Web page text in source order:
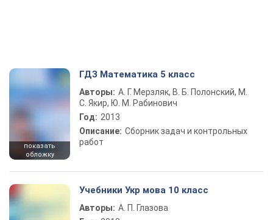
показать
обложку
ГДЗ Математика 5 класс
Авторы: А. Г. Мерзляк, В. Б. Полонский, М.
С. Якир, Ю. М. Рабинович
Год: 2013
Описание: Сборник задач и контрольных
работ
Учебники Укр мова 10 класс
Авторы: А. П. Глазова